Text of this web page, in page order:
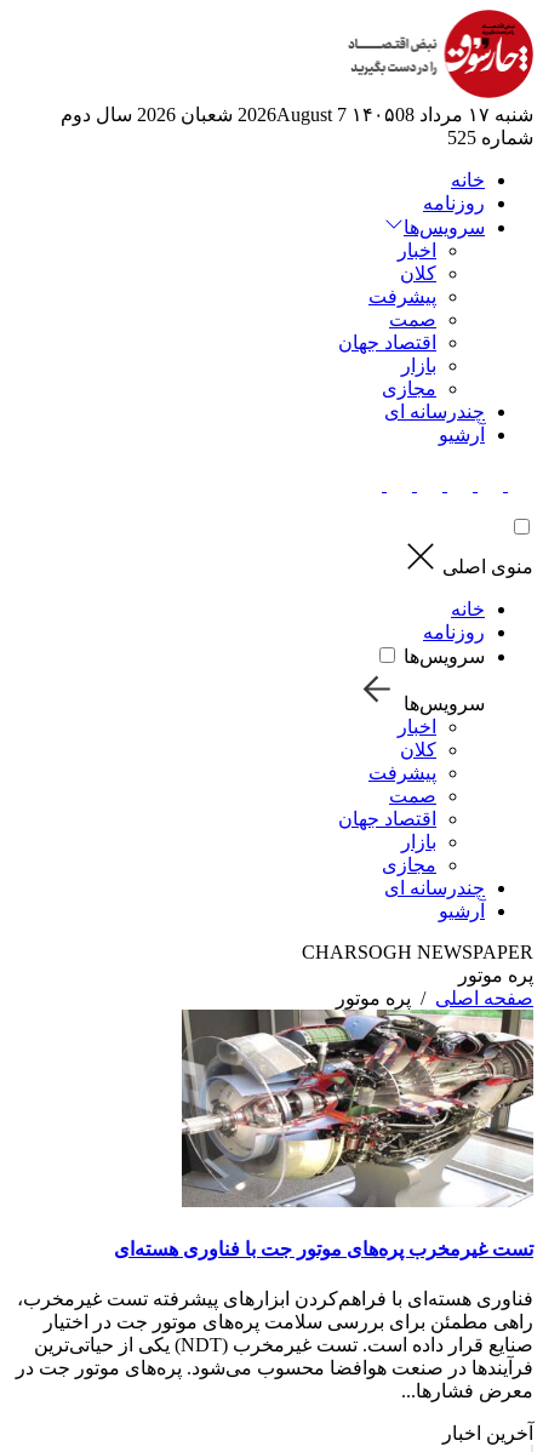
شنبه ۱۷ مرداد ۱۴۰۵ 08 2026August 7 شعبان 2026
سال دوم
شماره 525
خانه
روزنامه
سرویس‌ها
اخبار
کلان
پیشرفت
صمت
اقتصاد جهان
بازار
مجازی
چندرسانه ای
آرشیو
منوی اصلی
خانه
روزنامه
سرویس‌ها
سرویس‌ها
اخبار
کلان
پیشرفت
صمت
اقتصاد جهان
بازار
مجازی
چندرسانه ای
آرشیو
CHARSOGH NEWSPAPER
پره موتور
صفحه اصلی / پره موتور
تست غیرمخرب پره‌های موتور جت با فناوری هسته‌ای
فناوری هسته‌ای با فراهم‌کردن ابزارهای پیشرفته تست غیرمخرب،
راهی مطمئن برای بررسی سلامت پره‌های موتور جت در اختیار
صنایع قرار داده است. تست غیرمخرب (NDT) یکی از حیاتی‌ترین
فرآیندها در صنعت هوافضا محسوب می‌شود. پره‌های موتور جت در
معرض فشارها...
آخرین اخبار